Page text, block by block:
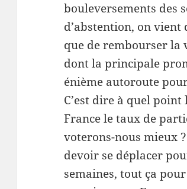
bouleversements des
d’abstention, on
que de rembourser la
dont la principale
énième autoroute
C’est dire à quel
France le taux de
voterons-nous mieux ?
devoir se déplacer
semaines, tout ça